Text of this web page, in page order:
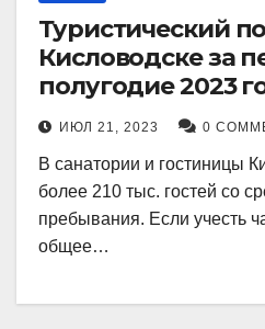
Туристический
Кисловодске за
полугодие 2023
рекордный рост в
ИЮЛ 21, 2023 0
В санатории и гостиницы
более 210 тыс. гостей со
пребывания. Если учесть
общее…